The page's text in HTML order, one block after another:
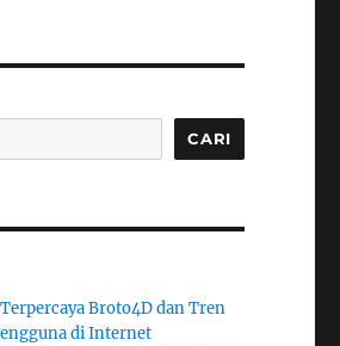
CARI
Broto4D dan Tren
di Internet